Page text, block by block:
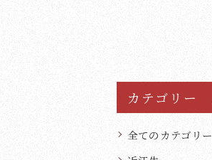
カテゴリー
全てのカテゴリー